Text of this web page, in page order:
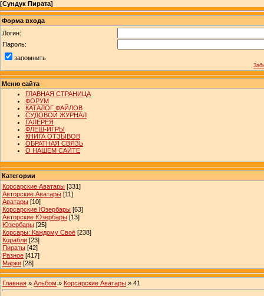
[Сундук Пирата]
Форма входа
Логин:
Пароль:
запомнить
Меню сайта
ГЛАВНАЯ СТРАНИЦА
ФОРУМ
КАТАЛОГ ФАЙЛОВ
СУДОВОЙ ЖУРНАЛ
ГАЛЕРЕЯ
ФЛЕШ-ИГРЫ
КНИГА ОТЗЫВОВ
ОБРАТНАЯ СВЯЗЬ
О НАШЕМ САЙТЕ
Категории
Корсарские Аватары [331]
Авторские Аватары [11]
Аватары [10]
Корсарские Юзербары [63]
Авторские Юзербары [13]
Юзербары [25]
Корсары: Каждому Своё [238]
Корабли [23]
Пираты [42]
Разное [417]
Марки [28]
Главная » Альбом » Корсарские Аватары » 41